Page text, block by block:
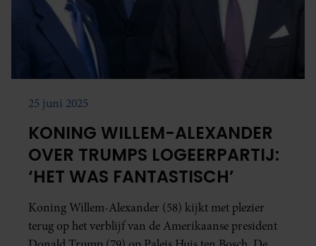
25 juni 2025
KONING WILLEM-ALEXANDER
OVER TRUMPS LOGEERPARTIJ:
‘HET WAS FANTASTISCH’
Koning Willem-Alexander (58) kijkt met plezier
terug op het verblijf van de Amerikaanse president